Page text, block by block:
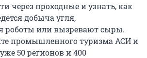
через проходные и узнать, как
добыча угля,
роботы или вызревают сыры.
промышленного туризма АСИ и
50 регионов и 400